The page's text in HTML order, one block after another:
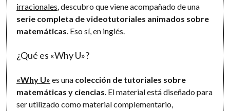
irracionales, descubro que viene acompañado de una
serie completa de videotutoriales animados sobre
matemáticas. Eso sí, en inglés.
¿Qué es «Why U»?
«Why U» es una colección de tutoriales sobre
matemáticas y ciencias. El material está diseñado para
ser utilizado como material complementario,